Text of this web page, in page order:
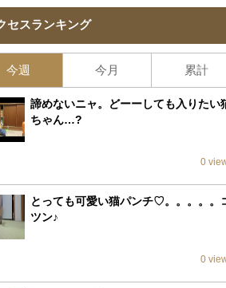
セスランキング
今週 今月 累計
諦めないニャ。どーーしても入りたい
ちゃん…?
0
とっても可愛い猫パンチ♡。。。。。
ツン♪
0